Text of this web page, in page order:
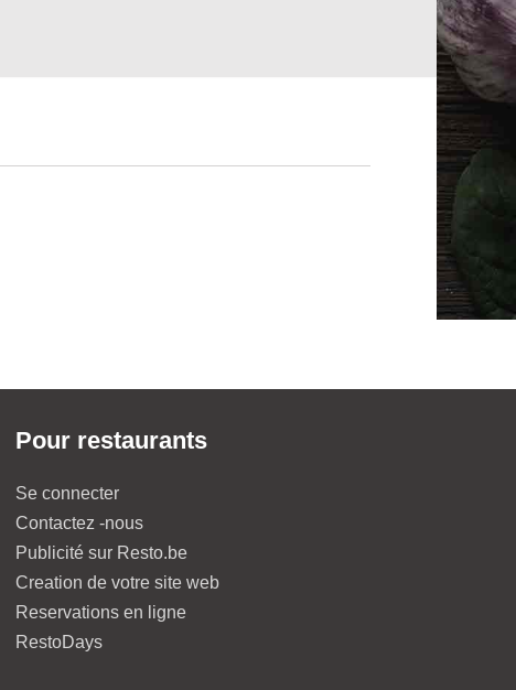
Pour restaurants
Se connecter
Contactez -nous
Publicité sur Resto.be
Creation de votre site web
Reservations en ligne
RestoDays